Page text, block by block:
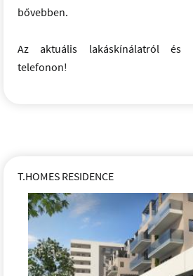
bővebben.
Az aktuális lakáskínálatról és
telefonon!
T.HOMES RESIDENCE